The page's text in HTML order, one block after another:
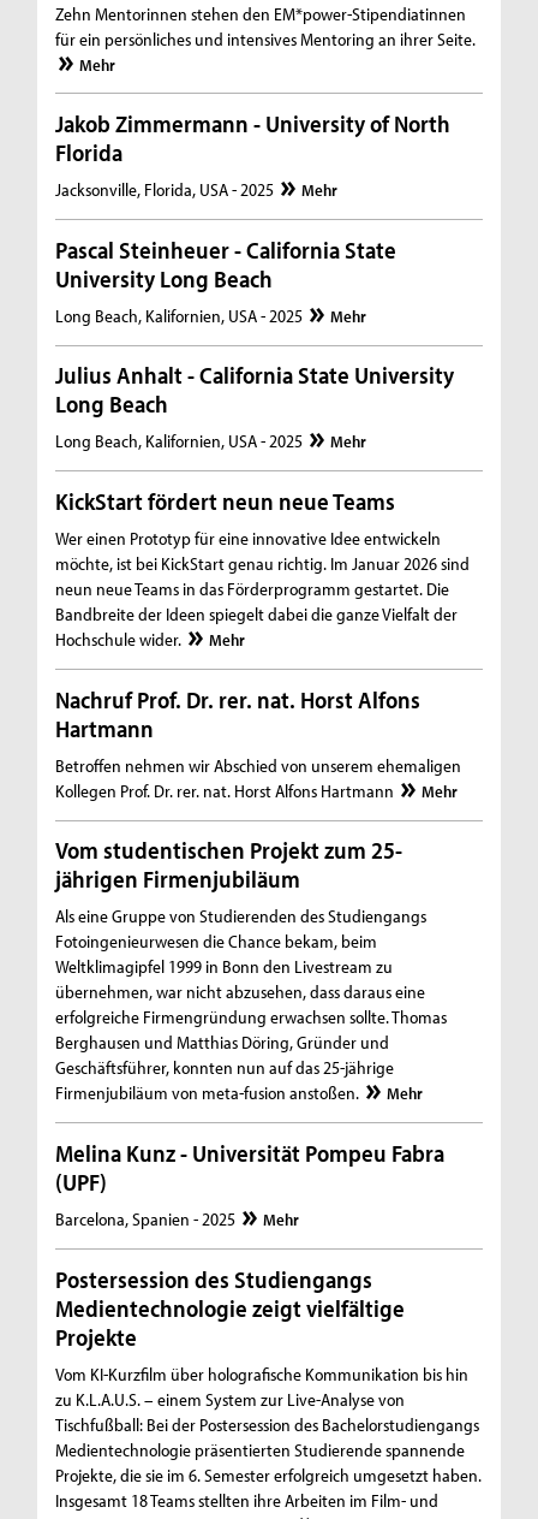
Zehn Mentorinnen stehen den EM*power-Stipendiatinnen
für ein persönliches und intensives Mentoring an ihrer Seite.
Mehr
Jakob Zimmermann - University of North
Florida
Jacksonville, Florida, USA - 2025 Mehr
Pascal Steinheuer - California State
University Long Beach
Long Beach, Kalifornien, USA - 2025 Mehr
Julius Anhalt - California State University
Long Beach
Long Beach, Kalifornien, USA - 2025 Mehr
KickStart fördert neun neue Teams
Wer einen Prototyp für eine innovative Idee entwickeln
möchte, ist bei KickStart genau richtig. Im Januar 2026 sind
neun neue Teams in das Förderprogramm gestartet. Die
Bandbreite der Ideen spiegelt dabei die ganze Vielfalt der
Hochschule wider.
Mehr
Nachruf Prof. Dr. rer. nat. Horst Alfons
Hartmann
Betroffen nehmen wir Abschied von unserem ehemaligen
Kollegen Prof. Dr. rer. nat. Horst Alfons Hartmann
Mehr
Vom studentischen Projekt zum 25-
jährigen Firmenjubiläum
Als eine Gruppe von Studierenden des Studiengangs
Fotoingenieurwesen die Chance bekam, beim
Weltklimagipfel 1999 in Bonn den Livestream zu
übernehmen, war nicht abzusehen, dass daraus eine
erfolgreiche Firmengründung erwachsen sollte. Thomas
Berghausen und Matthias Döring, Gründer und
Geschäftsführer, konnten nun auf das 25-jährige
Firmenjubiläum von meta-fusion anstoßen.
Mehr
Melina Kunz - Universität Pompeu Fabra
(UPF)
Barcelona, Spanien - 2025 Mehr
Postersession des Studiengangs
Medientechnologie zeigt vielfältige
Projekte
Vom KI-Kurzfilm über holografische Kommunikation bis hin
zu K.L.A.U.S. – einem System zur Live-Analyse von
Tischfußball: Bei der Postersession des Bachelorstudiengangs
Medientechnologie präsentierten Studierende spannende
Projekte, die sie im 6. Semester erfolgreich umgesetzt haben.
Insgesamt 18 Teams stellten ihre Arbeiten im Film- und